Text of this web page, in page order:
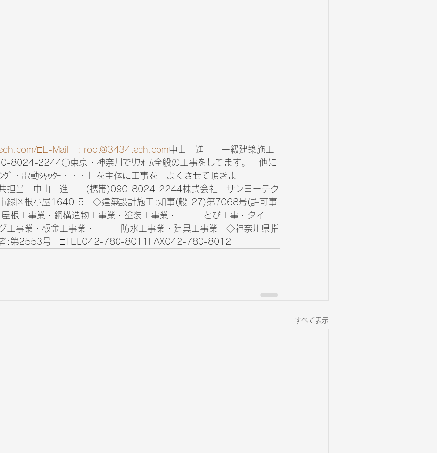
□E-Mail   : root@3434tech.com中山　進　　一級建築施工
8024-2244〇東京・神奈川でﾘﾌｫｰﾑ全般の工事をしてます。　他に
ｸﾞ・電動ｼｬｯﾀｰ・・・」を主体に工事を　よくさせて頂きま
担当　中山   進　　(携帯)090-8024-2244株式会社   サンヨーテク
緑区根小屋1640-5　◇建築設計施工:知事(般-27)第7068号(許可事
根工事業・鋼構造物工事業・塗装工事業・　　　とび工事・タイ
工事業・板金工事業・　　　防水工事業・建具工事業　◇神奈川県指
者:第2553号　□TEL042-780-8011FAX042-780-8012
すべて表示